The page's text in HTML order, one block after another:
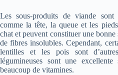
Les sous-produits de viande sont
comme la tête, la queue et les
chat et peuvent constituer une
de fibres insolubles. Cependant,
lentilles et les pois sont
légumineuses sont une
beaucoup de vitamines.